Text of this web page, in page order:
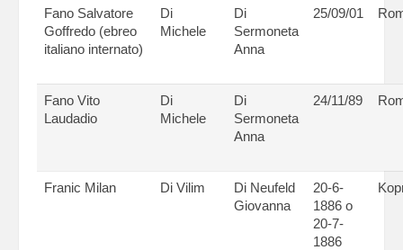
Fano Salvatore
Goffredo (ebreo
italiano internato)
Di
Michele
Di
Sermoneta
Anna
25/09/01
Fano Vito
Laudadio
Di
Michele
Di
Sermoneta
Anna
24/11/89
Franic Milan Di Vilim
Di Neufeld
Giovanna
20-6-
1886 o
20-7-
1886